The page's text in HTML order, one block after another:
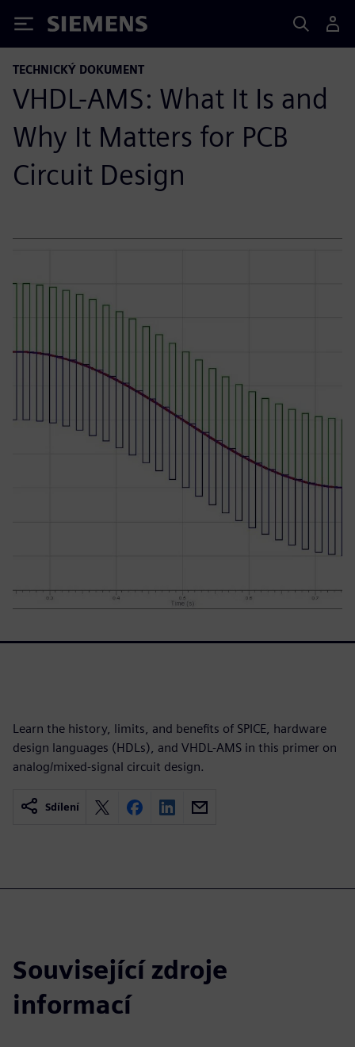
Siemens
TECHNICKÝ DOKUMENT
VHDL-AMS: What It Is and
Why It Matters for PCB
Circuit Design
Learn the history, limits, and benefits of SPICE, hardware
design languages (HDLs), and VHDL-AMS in this primer on
analog/mixed-signal circuit design.
Sdílení
Související zdroje
informací